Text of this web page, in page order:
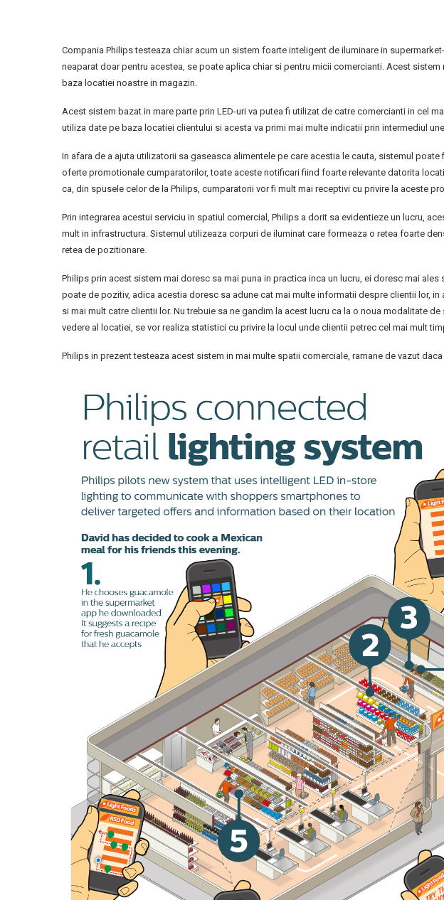
Compania Philips testeaza chiar acum un sistem foarte inteligent de iluminare in
neaparat doar pentru acestea, se poate aplica chiar si pentru micii comercianti. Acest sistem
baza locatiei noastre in magazin.
Acest sistem bazat in mare parte prin LED-uri va putea fi utilizat de catre comercianti in cel
utiliza date pe baza locatiei clientului si acesta va primi mai multe indicatii prin intermediul
In afara de a ajuta utilizatorii sa gaseasca alimentele pe care acestia le cauta, sistemul
oferte promotionale cumparatorilor, toate aceste notificari fiind foarte relevante datorita
ca, din spusele celor de la Philips, cumparatorii vor fi mult mai receptivi cu privire la aceste
Prin integrarea acestui serviciu in spatiul comercial, Philips a dorit sa evidentieze un lucru,
mult in infrastructura. Sistemul utilizeaza corpuri de iluminat care formeaza o retea foarte
retea de pozitionare.
Philips prin acest sistem mai doresc sa mai puna in practica inca un lucru, ei doresc mai
poate de pozitiv, adica acestia doresc sa adune cat mai multe informatii despre clientii lor,
si mai mult catre clientii lor. Nu trebuie sa ne gandim la acest lucru ca la o noua modalitate
vedere al locatiei, se vor realiza statistici cu privire la locul unde clientii petrec cel mai mult
Philips in prezent testeaza acest sistem in mai multe spatii comerciale, ramane de vazut